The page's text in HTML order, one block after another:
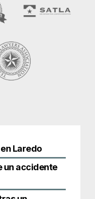
Laredo
un accidente
de coche